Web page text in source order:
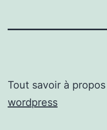
Tout savoir à
wordpress